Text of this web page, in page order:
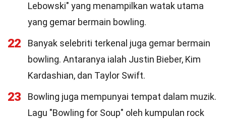
Lebowski" yang menampilkan watak utama
yang gemar bermain bowling.
22
Banyak selebriti terkenal juga gemar bermain
bowling. Antaranya ialah Justin Bieber, Kim
Kardashian, dan Taylor Swift.
23
Bowling juga mempunyai tempat dalam muzik.
Lagu "Bowling for Soup" oleh kumpulan rock